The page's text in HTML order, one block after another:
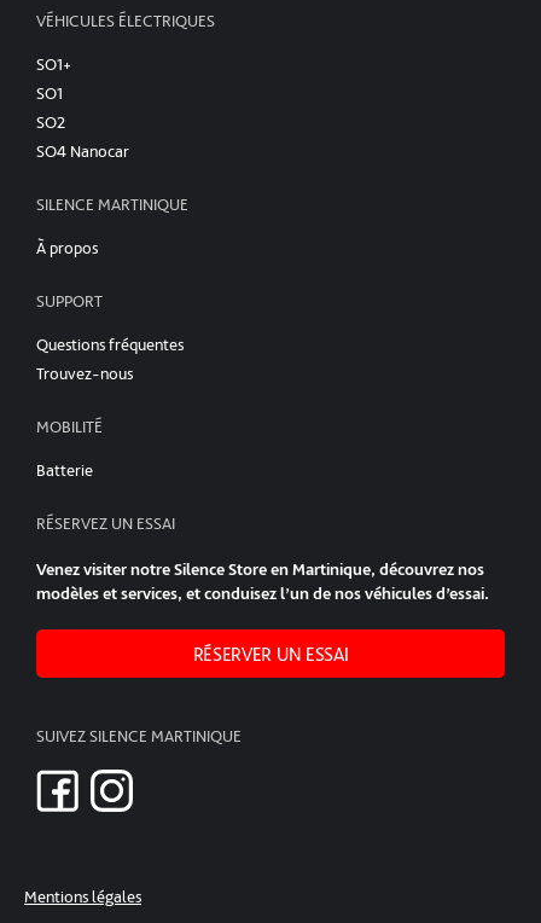
VÉHICULES ÉLECTRIQUES
SO1+
SO1
SO2
SO4 Nanocar
SILENCE MARTINIQUE
À propos
SUPPORT
Questions fréquentes
Trouvez-nous
MOBILITÉ
Batterie
RÉSERVEZ UN ESSAI
Venez visiter notre Silence Store en Martinique, découvrez nos
modèles et services, et conduisez l’un de nos véhicules d’essai.
RÉSERVER UN ESSAI
SUIVEZ SILENCE MARTINIQUE
Mentions légales